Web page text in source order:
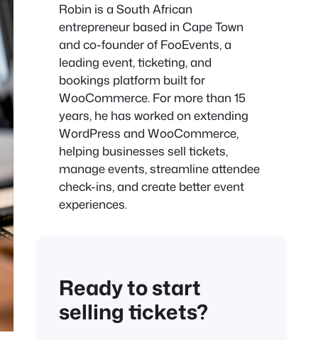
Robin is a South African
entrepreneur based in Cape Town
and co-founder of FooEvents, a
leading event, ticketing, and
bookings platform built for
WooCommerce. For more than 15
years, he has worked on extending
WordPress and WooCommerce,
helping businesses sell tickets,
manage events, streamline attendee
check-ins, and create better event
experiences.
Ready to start
selling tickets?